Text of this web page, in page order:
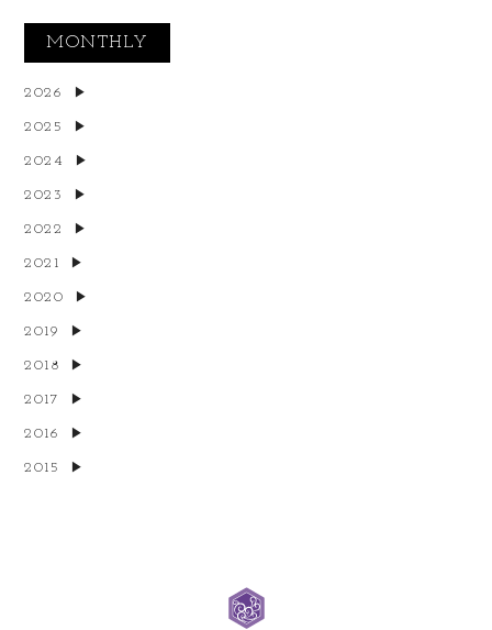
MONTHLY
2026
2025
2024
2023
2022
2021
2020
2019
2018
2017
2016
2015